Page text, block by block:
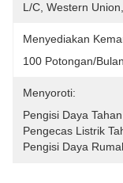
L/C, Western
Menyediakan
100 Potongan/Bulan
Menyoroti:
Pengisi Daya
Pengecas Listrik
Pengisi Daya